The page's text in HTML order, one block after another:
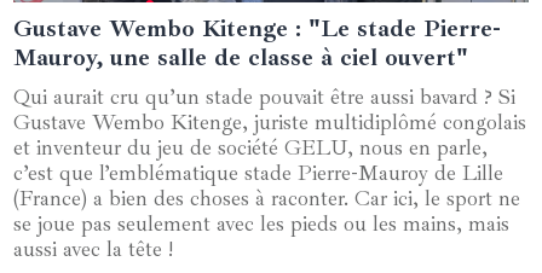
03 mars 2025
Gustave Wembo Kitenge : "Le stade Pierre-
Mauroy, une salle de classe à ciel ouvert"
Qui aurait cru qu’un stade pouvait être aussi bavard ? Si
Gustave Wembo Kitenge, juriste multidiplômé congolais
et inventeur du jeu de société GELU, nous en parle,
c’est que l’emblématique stade Pierre-Mauroy de Lille
(France) a bien des choses à raconter. Car ici, le sport ne
se joue pas seulement avec les pieds ou les mains, mais
aussi avec la tête !